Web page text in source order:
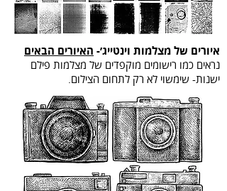
איורים של מצלמות וינטייג׳- האיורים הבאים
נראים כמו רישומים מוקפדים של מצלמות פילם
ישנות- שימשוי לא רק לתחום הצילום.